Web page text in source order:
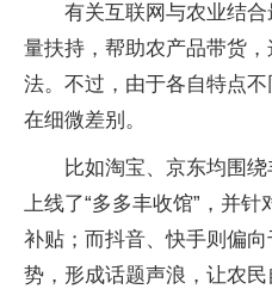
有关互联网与农业结
量扶持，帮助农产品带货
法。不过，由于各自特点
在细微差别。
比如淘宝、京东均围
上线了“多多丰收馆”，并
补贴；而抖音、快手则偏
势，形成话题声浪，让农